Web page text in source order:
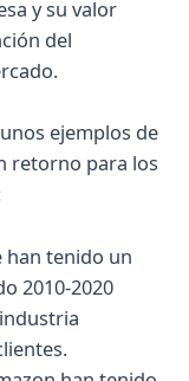
y su valor
del
ejemplos de
retorno para los
han tenido un
2010-2020